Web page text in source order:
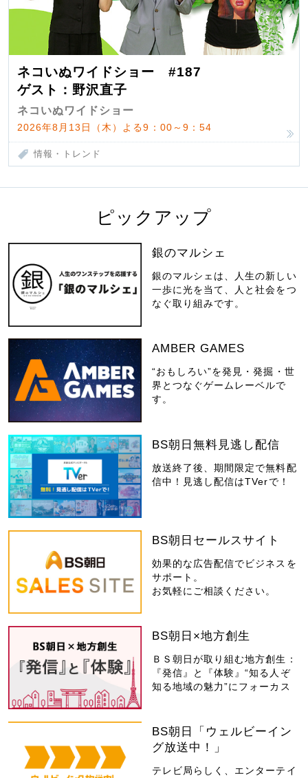
ネコいぬワイドショー #187
ゲスト：野沢直子
ネコいぬワイドショー
2026年8月13日（木）よる9：00～9：54
情報・トレンド
ピックアップ
銀のマルシェ
銀のマルシェは、人生の新しい
一歩に光を当て、人と社会をつ
なぐ取り組みです。
AMBER GAMES
“おもしろい”を発見・発掘・世
界とつなぐゲームレーベルで
す。
BS朝日無料見逃し配信
放送終了後、期間限定で無料配
信中！見逃し配信はTVerで！
BS朝日セールスサイト
効果的な広告配信でビジネスを
サポート。
お気軽にご相談ください。
BS朝日×地方創生
ＢＳ朝日が取り組む地方創生：
『発信』と『体験』“知る人ぞ
知る地域の魅力”にフォーカス
BS朝日「ウェルビーイン
グ放送中！」
テレビ局らしく、エンターテイ